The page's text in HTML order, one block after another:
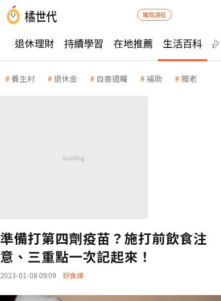
購買課程
退休理財 持續學習 在地推薦 生活百科
養生村 退休金 自書遺囑 補助 獨老
準備打第四劑疫苗？施打前飲食注
意、三重點一次記起來！
2023-01-08 09:09 好食課